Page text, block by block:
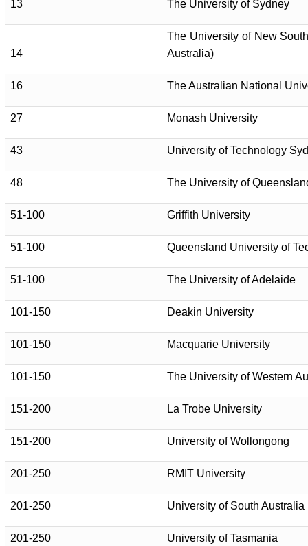
13 The University of Sydney
14
The University of New
Australia)
16 The Australian National
27 Monash University
43 University of Technology
48 The University of
51-100 Griffith University
51-100 Queensland University of
51-100 The University of Adelaide
101-150 Deakin University
101-150 Macquarie University
101-150 The University of Western
151-200 La Trobe University
151-200 University of Wollongong
201-250 RMIT University
201-250 University of South Australia
201-250 University of Tasmania